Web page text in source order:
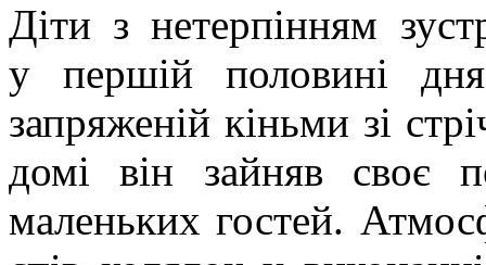
Діти з нетерпінням
у першій половині
запряженій кіньми зі
домі він зайняв своє
маленьких гостей.